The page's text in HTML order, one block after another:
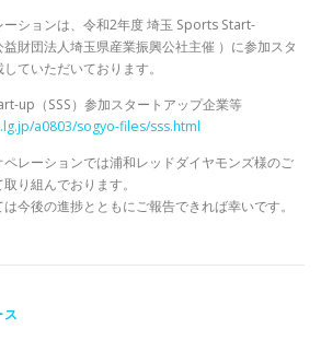
ションは、令和2年度 埼玉 Sports Start-
財団法人埼玉県産業振興公社主催 ）に参加スタ
ていただいております。
up（SSS）参加スタートアップ企業等
a0803/sogyo-files/sss.html
レーションでは浦和レッドダイヤモンズ様のご
り組んでおります。
今後の進捗とともにご報告できれば幸いです。